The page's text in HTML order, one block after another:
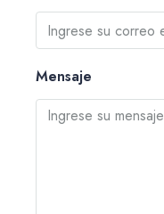
Mensaje